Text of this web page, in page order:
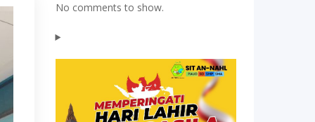
No comments to show.